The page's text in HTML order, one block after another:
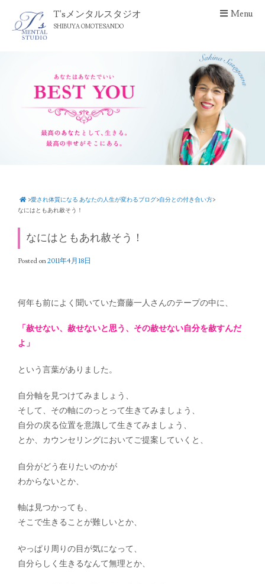
T'sメンタルスタジオ
SHIBUYA OMOTESANDO
Menu
>愛され体質になる あなたの人生が変わるブログ>自分との付き合い方>
なにはともあれ赦そう！
なにはともあれ赦そう！
Posted on2011年4月18日
何年も前によく聞いていた齋藤一人さんのテープの中に、
「赦せない、赦せないと思う、その赦せない自分を赦すんだ
よ」
という言葉がありました。
自分軸を見つけてみましょう、
そして、その軸にのっとって生きてみましょう、
自分の戻る位置を意識して生きてみましょう、
とか、カウンセリングにおいてご提案していくと、
自分がどう在りたいのかが
わからないとか、
軸は見つかっても、
そこで生きることが難しいとか、
やっぱり周りの目が気になって、
自分らしく生きるなんて無理とか、